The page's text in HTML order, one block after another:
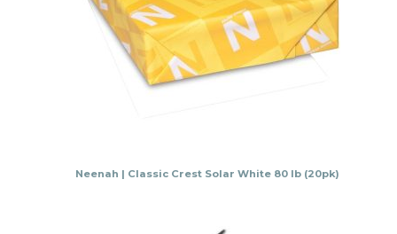
Neenah | Classic Crest Solar White 80 lb (20pk)